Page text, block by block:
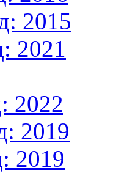
2015
2021
2022
2019
2019